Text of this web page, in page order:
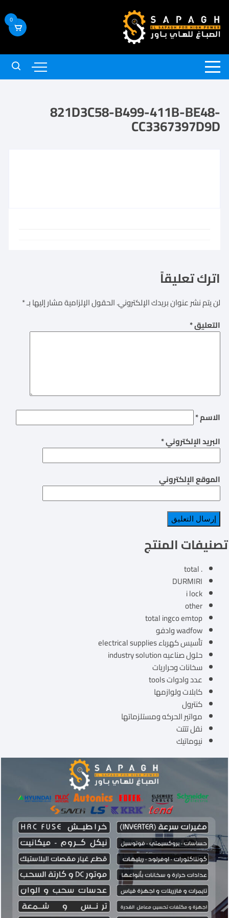
0
821D3C58-B499-411B-BE48-
CC3367397D9D
اترك تعليقاً
لن يتم نشر عنوان بريدك الإلكتروني.الحقول الإلزامية مشار إليها بـ*
التعليق*
الاسم*
البريد الإلكتروني*
الموقع الإلكتروني
تصنيفات المنتج
. total
DURMIRI
i lock
other
total ingco emtop
wadfow وادفو
تأسيس كهرباء electrical supplies
حلول صناعيه industry solution
سخانات وحراريات
عدد وادوات tools
كابلات ولوازمها
كنترول
مواتير الحركه ومستلزماتها
نقل تتتت
نيوماتيك